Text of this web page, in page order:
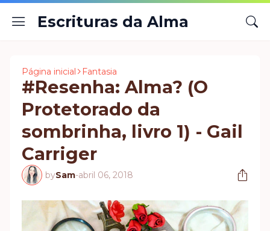
Escrituras da Alma
Página inicial Fantasia
#Resenha: Alma? (O
Protetorado da
sombrinha, livro 1) - Gail
Carriger
bySam-abril 06, 2018